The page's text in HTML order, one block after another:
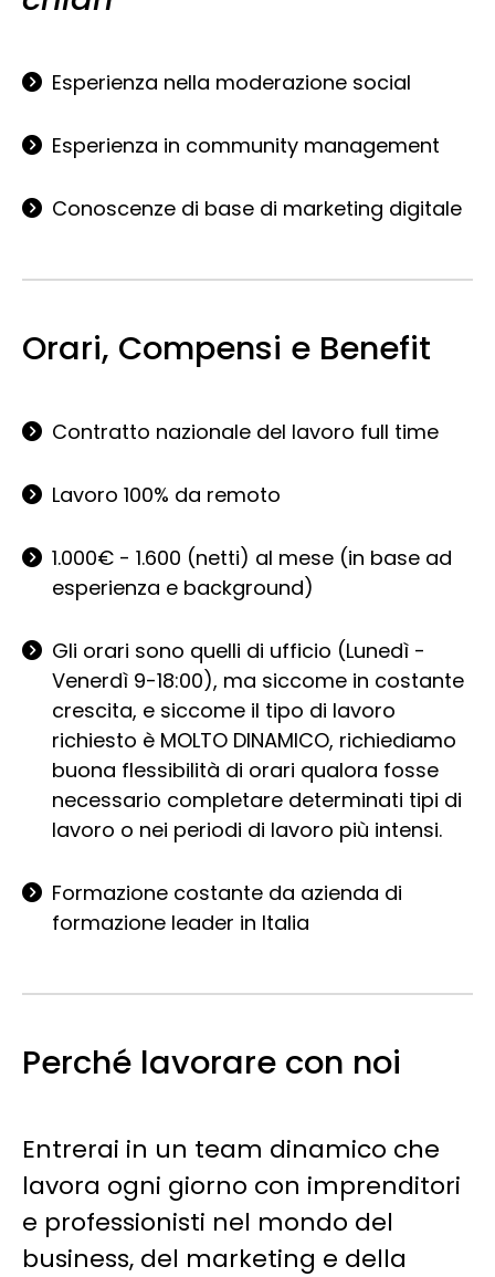
Esperienza nella moderazione social
Esperienza in community management
Conoscenze di base di marketing digitale
Orari, Compensi e Benefit
Contratto nazionale del lavoro full time
Lavoro 100% da remoto
1.000€ - 1.600 (netti) al mese (in base ad
esperienza e background)
Gli orari sono quelli di ufficio (Lunedì -
Venerdì 9-18:00), ma siccome in costante
crescita, e siccome il tipo di lavoro
richiesto è MOLTO DINAMICO, richiediamo
buona flessibilità di orari qualora fosse
necessario completare determinati tipi di
lavoro o nei periodi di lavoro più intensi.
Formazione costante da azienda di
formazione leader in Italia
Perché lavorare con noi
Entrerai in un team dinamico che
lavora ogni giorno con imprenditori
e professionisti nel mondo del
business, del marketing e della